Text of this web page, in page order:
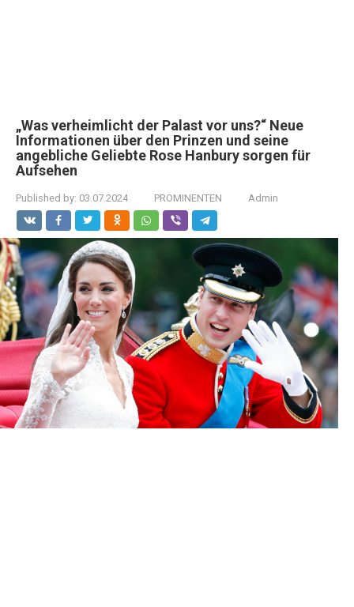
„Was verheimlicht der Palast vor uns?“ Neue
Informationen über den Prinzen und seine
angebliche Geliebte Rose Hanbury sorgen für
Aufsehen
Published by: 03.07.2024 PROMINENTEN Admin